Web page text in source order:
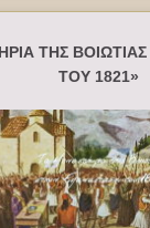
ΤΗΣ
ΤΟΥ 1821»